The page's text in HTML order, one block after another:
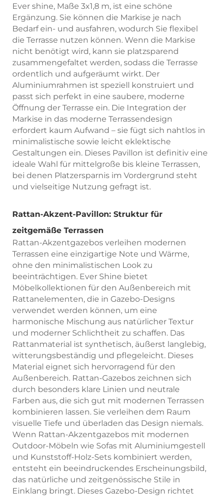
Ever shine, Maße 3x1,8 m, ist eine schöne
Ergänzung. Sie können die Markise je nach
Bedarf ein- und ausfahren, wodurch Sie flexibel
die Terrasse nutzen können. Wenn die Markise
nicht benötigt wird, kann sie platzsparend
zusammengefaltet werden, sodass die Terrasse
ordentlich und aufgeräumt wirkt. Der
Aluminiumrahmen ist speziell konstruiert und
passt sich perfekt in eine saubere, moderne
Öffnung der Terrasse ein. Die Integration der
Markise in das moderne Terrassendesign
erfordert kaum Aufwand – sie fügt sich nahtlos in
minimalistische sowie leicht eklektische
Gestaltungen ein. Dieses Pavillon ist definitiv eine
ideale Wahl für mittelgroße bis kleine Terrassen,
bei denen Platzersparnis im Vordergrund steht
und vielseitige Nutzung gefragt ist.
Rattan-Akzent-Pavillon: Struktur für
zeitgemäße Terrassen
Rattan-Akzentgazebos verleihen modernen
Terrassen eine einzigartige Note und Wärme,
ohne den minimalistischen Look zu
beeinträchtigen. Ever Shine bietet
Möbelkollektionen für den Außenbereich mit
Rattanelementen, die in Gazebo-Designs
verwendet werden können, um eine
harmonische Mischung aus natürlicher Textur
und moderner Schlichtheit zu schaffen. Das
Rattanmaterial ist synthetisch, äußerst langlebig,
witterungsbeständig und pflegeleicht. Dieses
Material eignet sich hervorragend für den
Außenbereich. Rattan-Gazebos zeichnen sich
durch besonders klare Linien und neutrale
Farben aus, die sich gut mit modernen Terrassen
kombinieren lassen. Sie verleihen dem Raum
visuelle Tiefe und überladen das Design niemals.
Wenn Rattan-Akzentgazebos mit modernen
Outdoor-Möbeln wie Sofas mit Aluminiumgestell
und Kunststoff-Holz-Sets kombiniert werden,
entsteht ein beeindruckendes Erscheinungsbild,
das natürliche und zeitgenössische Stile in
Einklang bringt. Dieses Gazebo-Design richtet